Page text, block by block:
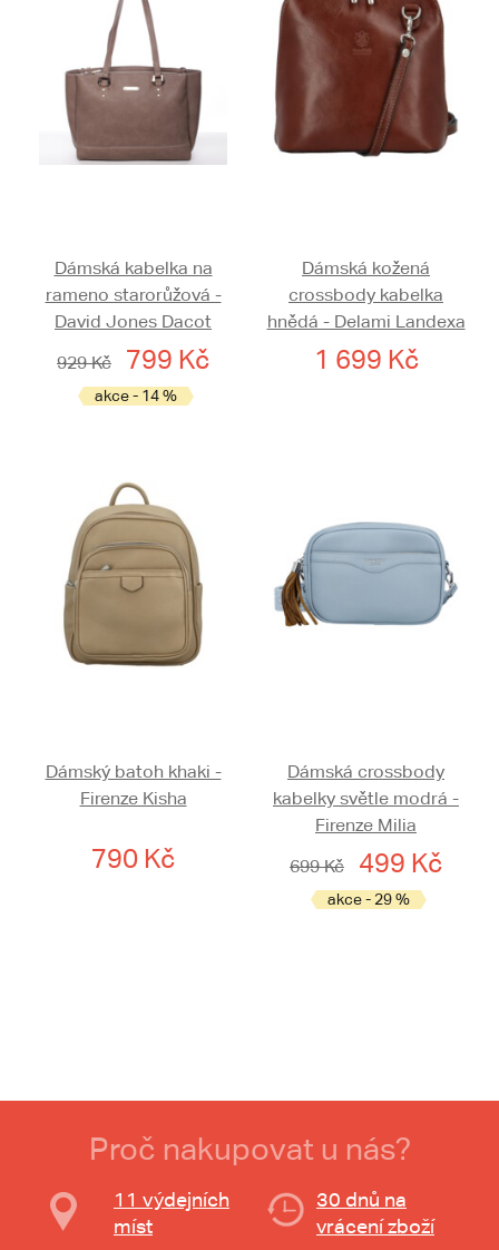
Dámská kabelka na
rameno starorůžová -
David Jones Dacot
929 Kč
799 Kč
akce - 14 %
Dámská kožená
crossbody kabelka
hnědá - Delami Landexa
1 699 Kč
Dámský batoh khaki -
Firenze Kisha
790 Kč
Dámská crossbody
kabelky světle modrá -
Firenze Milia
699 Kč
499 Kč
akce - 29 %
Proč nakupovat u nás?
11 výdejních
míst
30 dnů na
vrácení zboží